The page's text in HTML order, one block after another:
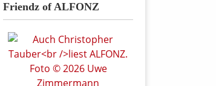
Friendz of ALFONZ